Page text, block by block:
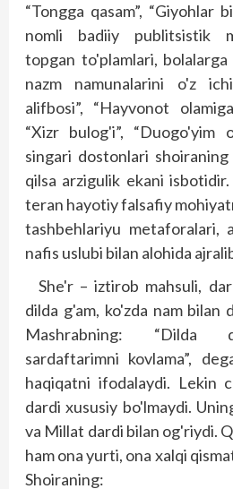
“Tongga qasam”, “Giyohlar
nomli badiiy publitsistik
topgan to'plamlari, bolalarga
nazm namunalarini o'z
alifbosi”, “Hayvonot
“Xizr bulog'i”, “Duogo'yim
singari dostonlari
qilsa arzigulik ekani
teran hayotiy falsafiy
tashbehlariyu metaforalari,
nafis uslubi bilan alohida
She'r – iztirob mahsuli,
dilda g'am, ko'zda nam bilan
Mashrabning: “Dilda
sardaftarimni kovlama”,
haqiqatni ifodalaydi. Lekin
dardi xususiy bo'lmaydi.
va Millat dardi bilan og'riydi.
ham ona yurti, ona xalqi
Shoiraning: